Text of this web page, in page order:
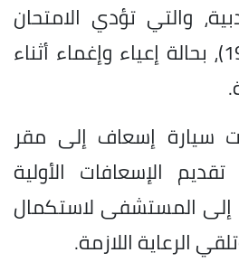
والتي تؤدي الامتحان
داخل اللجنة رقم (19)، بحالة إعياء وإغماء أثناء
سيارة إسعاف إلى مقر
الإسعافات الأولية
إلى المستشفى لاستكمال
الرعاية اللازمة.